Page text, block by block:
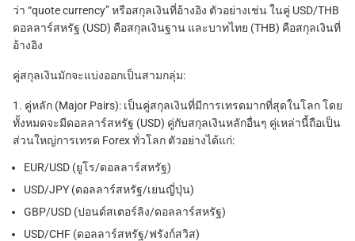
ว่า “quote currency” หรือสกุลเงินที่อ้างอิง ตัวอย่างเช่น ในคู่ USD/THB
ดอลลาร์สหรัฐ (USD) คือสกุลเงินฐาน และบาทไทย (THB) คือสกุลเงินที่
อ้างอิง
คู่สกุลเงินมักจะแบ่งออกเป็นสามกลุ่ม:
1. คู่หลัก (Major Pairs): เป็นคู่สกุลเงินที่มีการเทรดมากที่สุดในโลก โดย
ทั้งหมดจะมีดอลลาร์สหรัฐ (USD) คู่กับสกุลเงินหลักอื่นๆ คู่เหล่านี้ถือเป็น
ส่วนใหญ่การเทรด Forex ทั่วโลก ตัวอย่างได้แก่:
EUR/USD (ยูโร/ดอลลาร์สหรัฐ)
USD/JPY (ดอลลาร์สหรัฐ/เยนญี่ปุ่น)
GBP/USD (ปอนด์สเตอร์ลิง/ดอลลาร์สหรัฐ)
USD/CHF (ดอลลาร์สหรัฐ/ฟรังก์สวิส)